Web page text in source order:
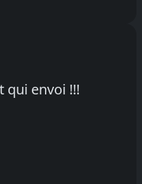
qui envoi !!!